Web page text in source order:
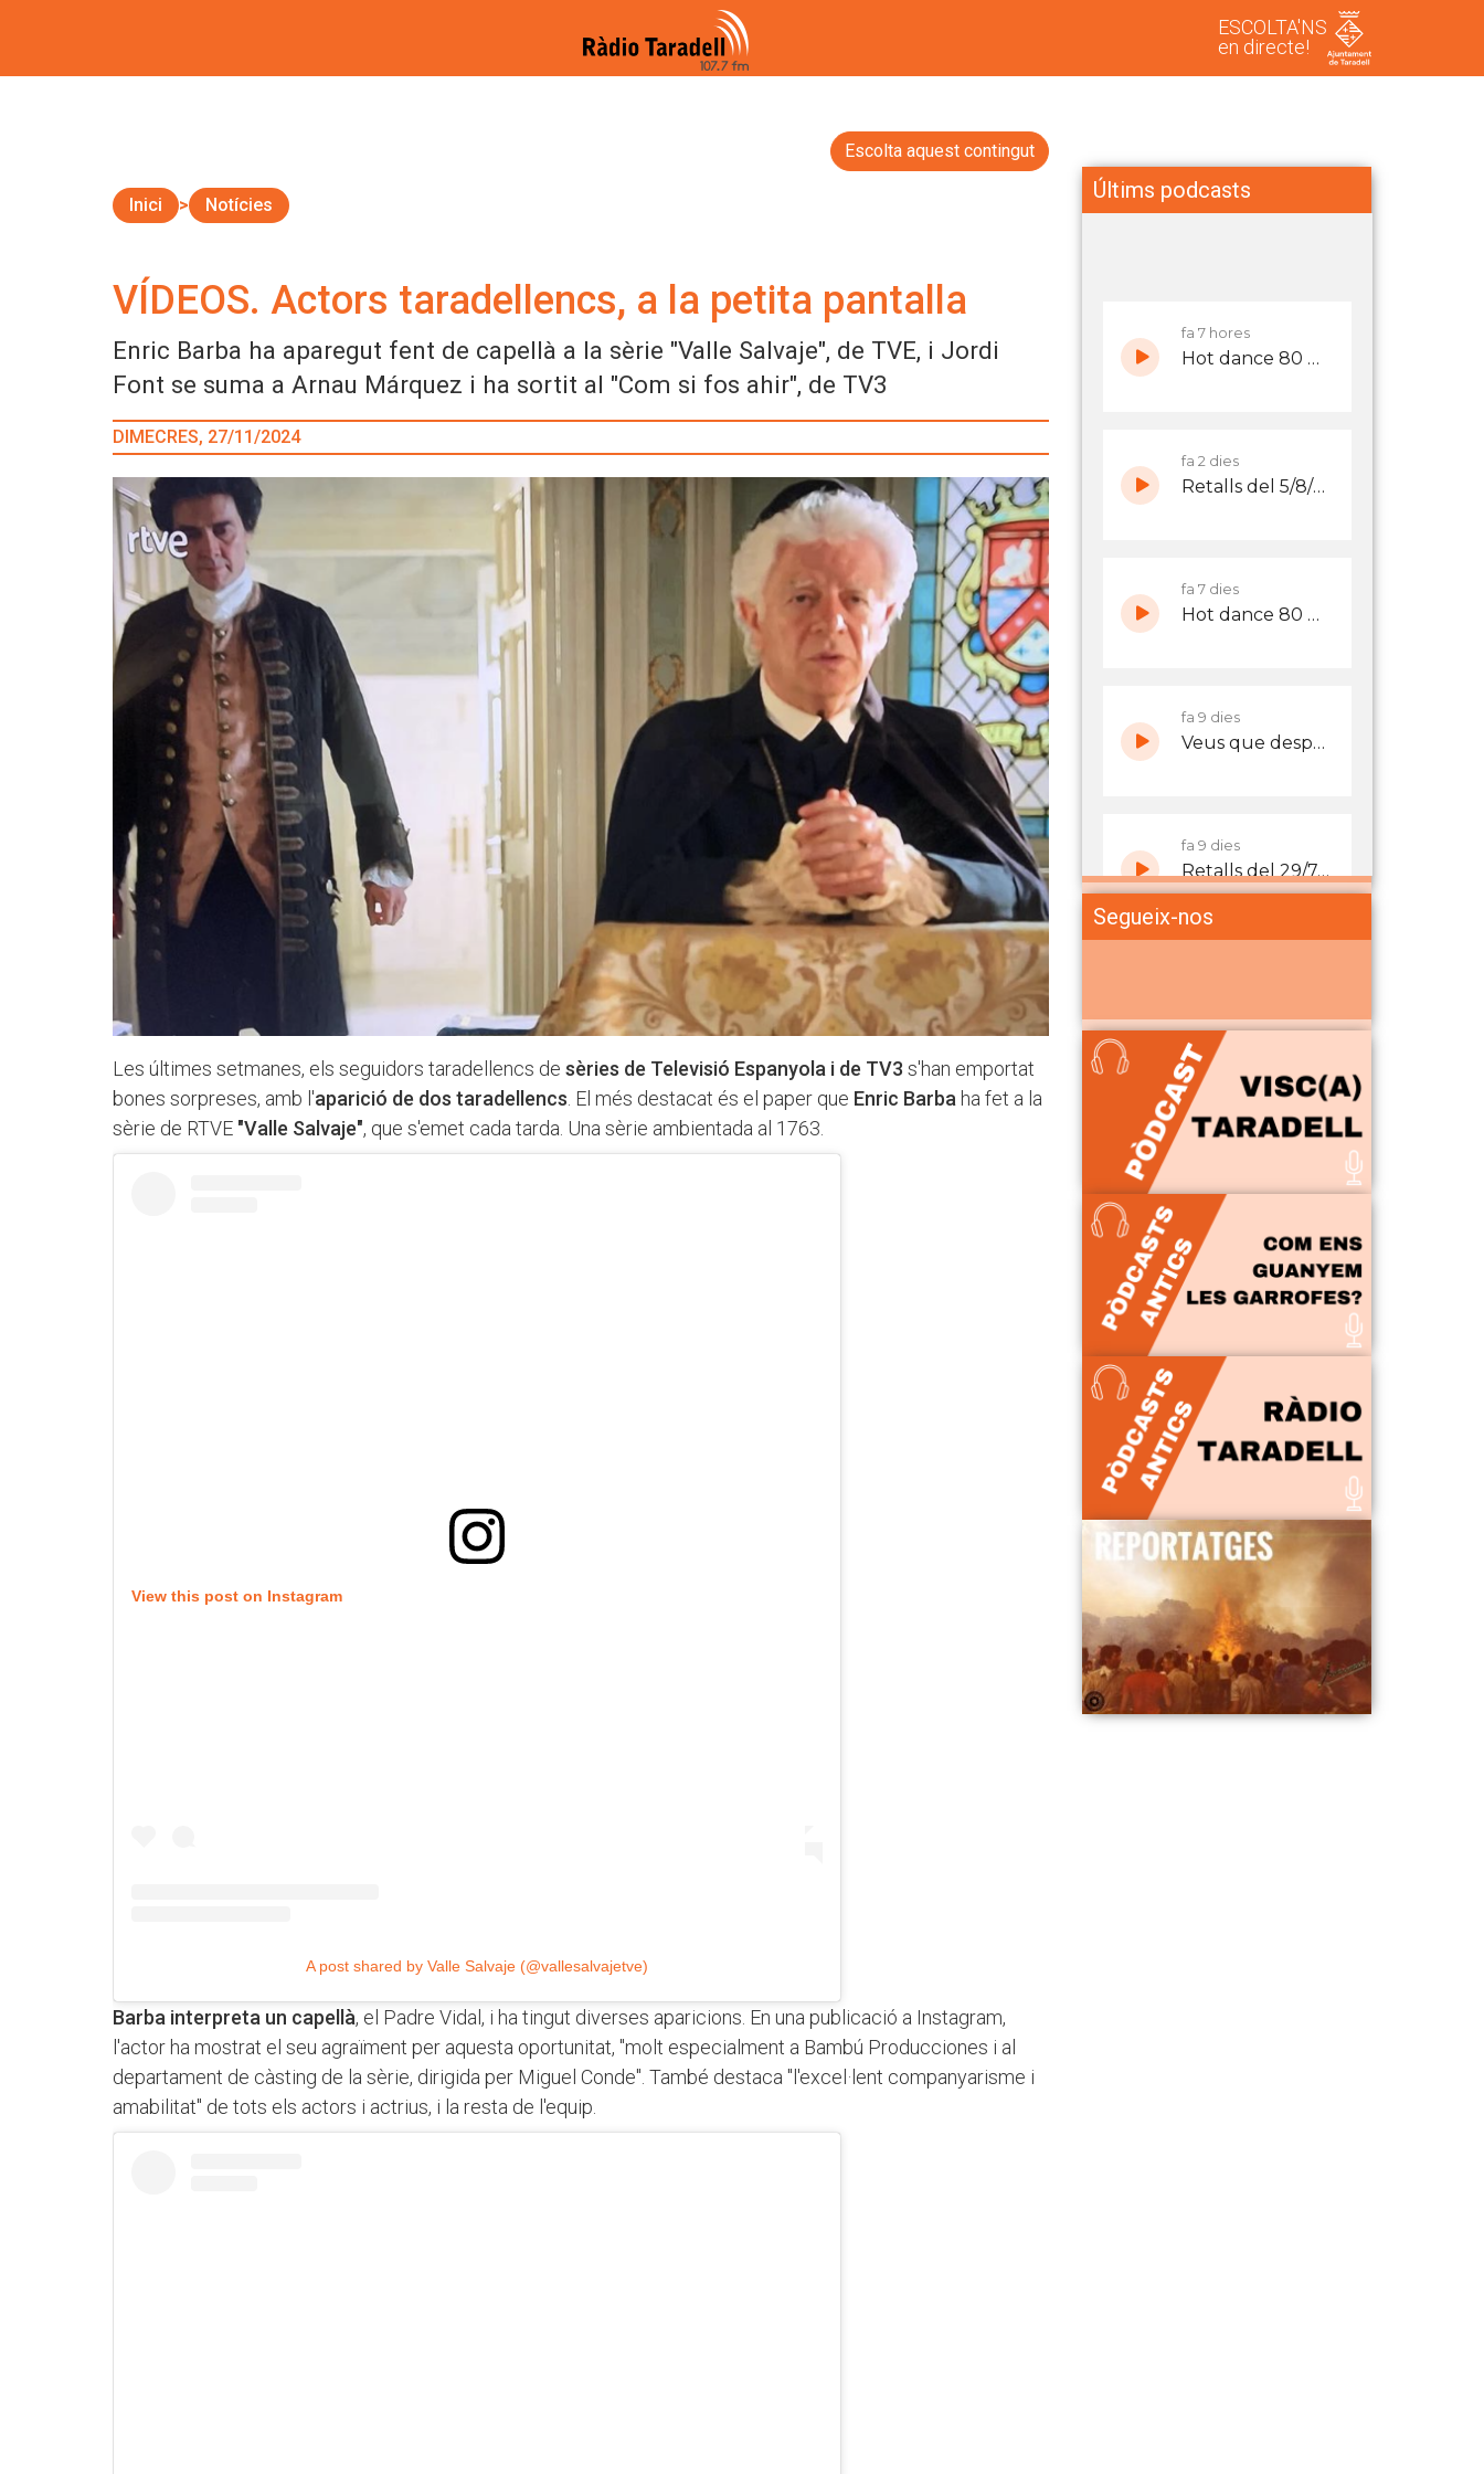
ESCOLTA'NS
en directe!
Escolta aquest contingut
Inici Notícies
VÍDEOS. Actors taradellencs, a la petita pantalla
Enric Barba ha aparegut fent de capellà a la sèrie "Valle Salvaje", de TVE, i Jordi
Font se suma a Arnau Márquez i ha sortit al "Com si fos ahir", de TV3
DIMECRES, 27/11/2024
Les últimes setmanes, els seguidors taradellencs de sèries de Televisió Espanyola i de TV3 s'han emportat
bones sorpreses, amb l'aparició de dos taradellencs . El més destacat és el paper que Enric Barba ha fet a la
sèrie de RTVE "Valle Salvaje", que s'emet cada tarda. Una sèrie ambientada al 1763.
View this post on Instagram
A post shared by Valle Salvaje (@vallesalvajetve)
Barba interpreta un capellà, el Padre Vidal, i ha tingut diverses aparicions. En una publicació a Instagram,
l'actor ha mostrat el seu agraïment per aquesta oportunitat, "molt especialment a Bambú Producciones i al
departament de càsting de la sèrie, dirigida per Miguel Conde". També destaca "l'excel·lent companyarisme i
amabilitat" de tots els actors i actrius, i la resta de l'equip.
Últims podcasts
Segueix-nos